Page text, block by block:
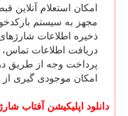
امکان استعلام آنلاین
مجهز به سیستم
ذخیره اطلاعات
دریافت اطلاعات تماس،
پرداخت وجه از طریق
امکان موجودی گیری از
دانلود اپلیکیشن آفتاب شارژ